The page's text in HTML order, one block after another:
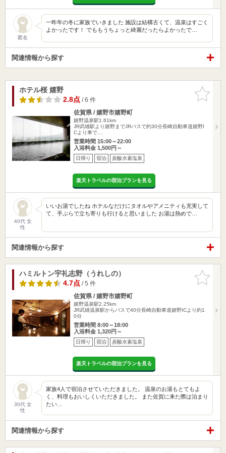
匿名
一昨年の冬に家族でいきました 施設は結構古くて、温泉はすごく
よかったです！ でももうちょっと綺麗だったらよかったで…
関連情報から探す
お気に入
りに追加
ホテル桜 嬉野
2.8点/ 6 件
佐賀県 / 嬉野市嬉野町
嬉野温泉駅1.61km
JR武雄駅より嬉野までJRバスで約30分長崎自動車道嬉野I
Cより車で…
営業時間 15:00～22:00
入浴料金 1,500円～
日帰り 宿泊 炭酸水素塩泉
楽天トラベルの宿泊プランを見る
40代 女
性
いいお湯でしたね ホテルなだけにタオルやアメニティも充実して
て、手ぶらで立ち寄りも行けると思いました お湯は熱めで…
関連情報から探す
お気に入
りに追加
ハミルトン宇礼志野（うれしの）
4.7点/ 5 件
佐賀県 / 嬉野市嬉野町
嬉野温泉駅2.25km
JR武雄温泉駅からバスで40分長崎自動車道嬉野ICより約1
0分
営業時間 8:00～18:00
入浴料金 1,320円～
日帰り 宿泊 炭酸水素塩泉
楽天トラベルの宿泊プランを見る
30代 女
性
家族4人で宿泊させていただきました。 温泉のお湯もとてもよ
く、料理もおいしくいただきました。 また佐賀に来た際は泊まり
たい…
関連情報から探す